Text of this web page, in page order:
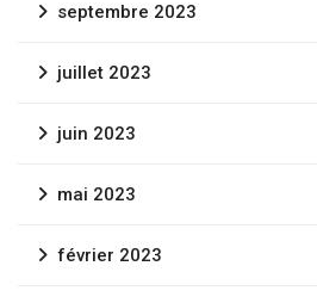
septembre 2023
juillet 2023
juin 2023
mai 2023
février 2023